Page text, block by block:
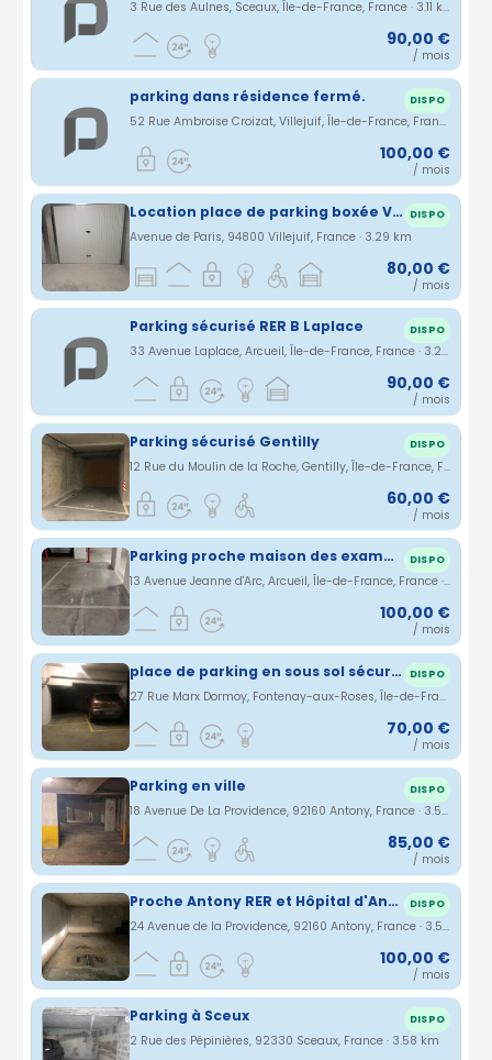
3 Rue des Aulnes, Sceaux, Île-de-France, France · 3.11 km
90,00 €
/ mois
parking dans résidence fermé. DISPO
52 Rue Ambroise Croizat, Villejuif, Île-de-France, France · 3.11 km
100,00 €
/ mois
Location place de parking boxée Villejuif DISPO
Avenue de Paris, 94800 Villejuif, France · 3.29 km
80,00 €
/ mois
Parking sécurisé RER B Laplace DISPO
33 Avenue Laplace, Arcueil, Île-de-France, France · 3.29 km
90,00 €
/ mois
Parking sécurisé Gentilly DISPO
12 Rue du Moulin de la Roche, Gentilly, Île-de-France, France · 3.44 km
60,00 €
/ mois
Parking proche maison des examens DISPO
13 Avenue Jeanne d'Arc, Arcueil, Île-de-France, France · 3.47 km
100,00 €
/ mois
place de parking en sous sol sécurisé DISPO
27 Rue Marx Dormoy, Fontenay-aux-Roses, Île-de-France, France · 3.48 km
70,00 €
/ mois
Parking en ville DISPO
18 Avenue De La Providence, 92160 Antony, France · 3.5 km
85,00 €
/ mois
Proche Antony RER et Hôpital d'Antony DISPO
24 Avenue de la Providence, 92160 Antony, France · 3.53 km
100,00 €
/ mois
Parking à Sceux DISPO
2 Rue des Pépinières, 92330 Sceaux, France · 3.58 km